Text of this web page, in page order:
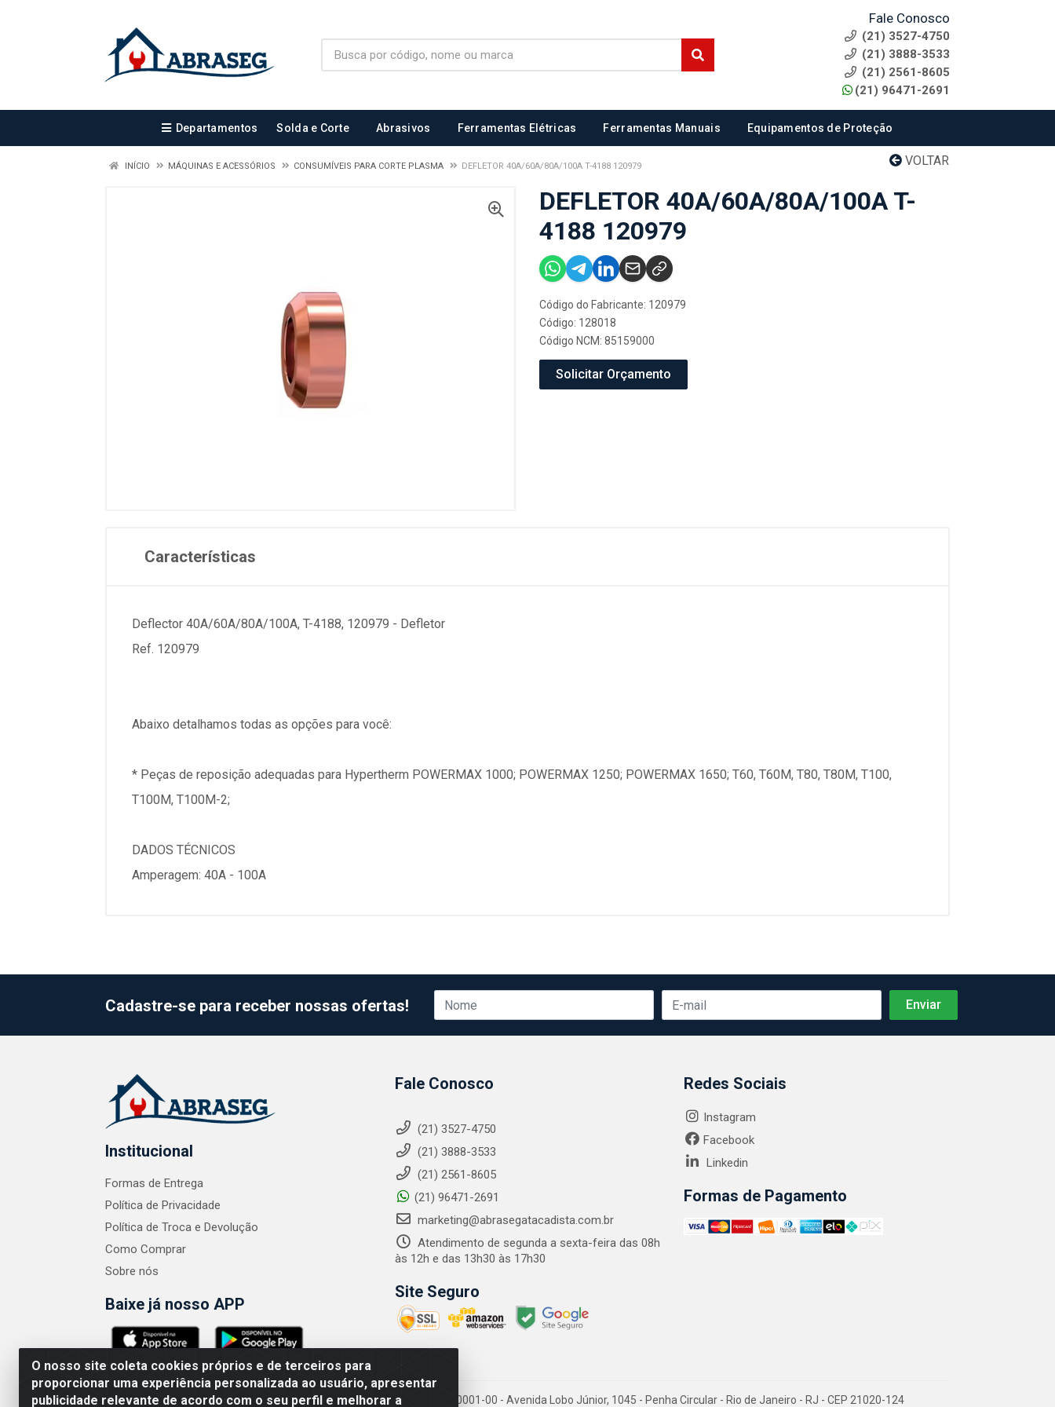
Fale Conosco
(21) 3527-4750
(21) 3888-3533
(21) 2561-8605
(21) 96471-2691
Departamentos Solda e Corte Abrasivos Ferramentas Elétricas Ferramentas Manuais Equipamentos de Proteção
VOLTAR
INÍCIO MÁQUINAS E ACESSÓRIOS CONSUMÍVEIS PARA CORTE PLASMA DEFLETOR 40A/60A/80A/100A T-4188 120979
DEFLETOR 40A/60A/80A/100A T-
4188 120979
Código do Fabricante: 120979
Código: 128018
Código NCM: 85159000
Solicitar Orçamento
Características
Deflector 40A/60A/80A/100A, T-4188, 120979 - Defletor
Ref. 120979
Abaixo detalhamos todas as opções para você:
* Peças de reposição adequadas para Hypertherm POWERMAX 1000; POWERMAX 1250; POWERMAX 1650; T60, T60M, T80, T80M, T100,
T100M, T100M-2;
DADOS TÉCNICOS
Amperagem: 40A - 100A
O nosso site coleta cookies próprios e de terceiros para
proporcionar uma experiência personalizada ao usuário, apresentar
publicidade relevante de acordo com o seu perfil e melhorar a
Cadastre-se para receber nossas ofertas!
Institucional
Formas de Entrega
Política de Privacidade
Política de Troca e Devolução
Como Comprar
Sobre nós
Baixe já nosso APP
Fale Conosco
(21) 3527-4750
(21) 3888-3533
(21) 2561-8605
(21) 96471-2691
marketing@abrasegatacadista.com.br
Atendimento de segunda a sexta-feira das 08h
às 12h e das 13h30 às 17h30
Site Seguro
Redes Sociais
Instagram
Facebook
Linkedin
Formas de Pagamento
ABRASEG COMÉRCIO ATACADISTA LTDA - CNPJ: 10.894.768/0001-00 - Avenida Lobo Júnior, 1045 - Penha Circular - Rio de Janeiro - RJ - CEP 21020-124